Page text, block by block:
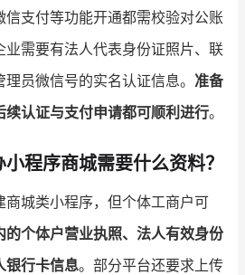
信支付等功能开通都需校验对公账
业需要有法人代表身份证照片、联
员微信号的实名认证信息。 准备
续认证与支付申请都可顺利进行。
程序商城需要什么资料？
商城类小程序，但个体工商户可
的个体户营业执照、法人有效身份
银行卡信息。部分平台还要求上传